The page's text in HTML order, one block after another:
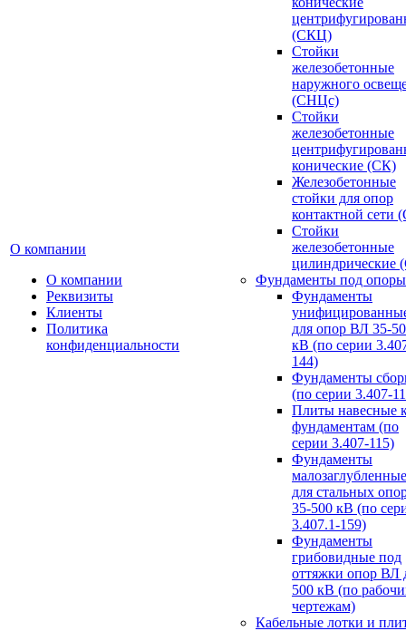
О компании
О компании
Реквизиты
Клиенты
Политика
конфиденциальности
(СКЦ)
Стойки
железобетонные
наружного
(СНЦс)
Стойки
железобетонные
конические (СК)
Железобетонные
стойки для опор
контактной сети
Стойки
железобетонные
цилиндрические
Фундаменты под опоры
Фундаменты
для опор ВЛ 35-
кВ (по серии
144)
Фундаменты
(по серии 3.407-
Плиты навесные
фундаментам (по
серии 3.407-115)
Фундаменты
малозаглубленные
для стальных
35-500 кВ (по
3.407.1-159)
Фундаменты
грибовидные под
оттяжки опор ВЛ
500 кВ (по
чертежам)
Кабельные лотки и